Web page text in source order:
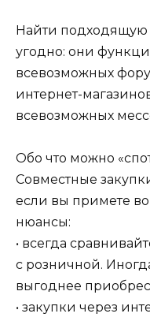
Найти подходящую
угодно: они
всевозможных
интернет-
всевозможных
Обо что можно
Совместные
если вы примете
нюансы:
• всегда
с розничной.
выгоднее
• закупки через